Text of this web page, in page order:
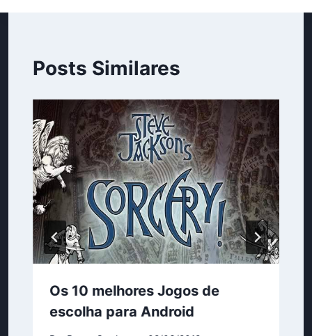
Posts Similares
Os 10 melhores Jogos de
escolha para Android